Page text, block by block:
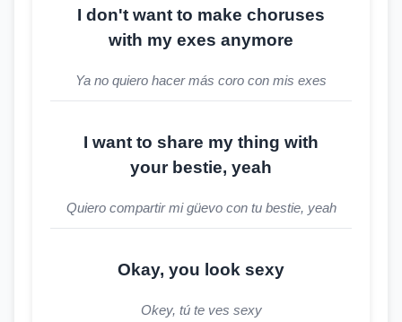
I don't want to make choruses
with my exes anymore
Ya no quiero hacer más coro con mis exes
I want to share my thing with
your bestie, yeah
Quiero compartir mi güevo con tu bestie, yeah
Okay, you look sexy
Okey, tú te ves sexy